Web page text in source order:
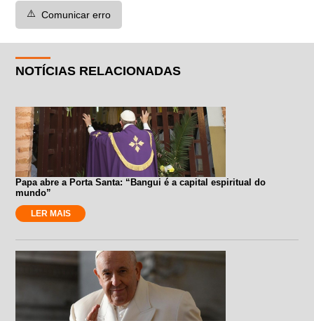
⚠️ Comunicar erro
NOTÍCIAS RELACIONADAS
Papa abre a Porta Santa: “Bangui é a capital espiritual do
mundo”
LER MAIS